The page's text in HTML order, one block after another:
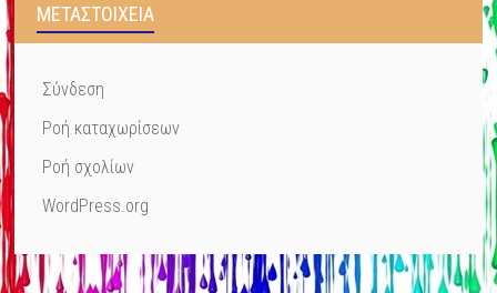
ΜΕΤΑΣΤΟΙΧΕΊΑ
Σύνδεση
Ροή καταχωρίσεων
Ροή σχολίων
WordPress.org